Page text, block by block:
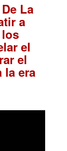
La
a
el
el
la era